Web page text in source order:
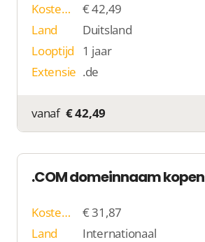
Kosten p/j
€ 42,49
Land
Duitsland
Looptijd
1 jaar
Extensie .de
vanaf € 42,49
.COM domeinnaam kopen
Kosten p/j
€ 31,87
Land
Internationaal